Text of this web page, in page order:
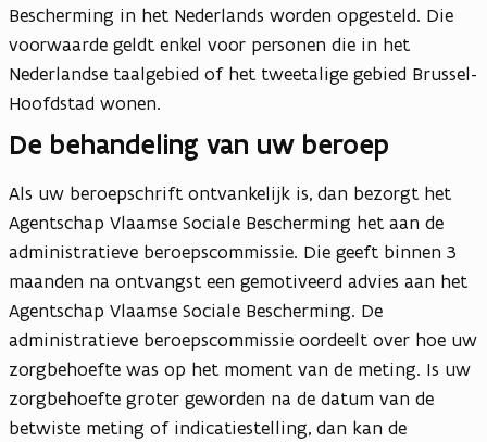
Bescherming in het Nederlands worden opgesteld. Die
voorwaarde geldt enkel voor personen die in het
Nederlandse taalgebied of het tweetalige gebied Brussel-
Hoofdstad wonen.
De behandeling van uw beroep
Als uw beroepschrift ontvankelijk is, dan bezorgt het
Agentschap Vlaamse Sociale Bescherming het aan de
administratieve beroepscommissie. Die geeft binnen 3
maanden na ontvangst een gemotiveerd advies aan het
Agentschap Vlaamse Sociale Bescherming. De
administratieve beroepscommissie oordeelt over hoe uw
zorgbehoefte was op het moment van de meting. Is uw
zorgbehoefte groter geworden na de datum van de
betwiste meting of indicatiestelling, dan kan de